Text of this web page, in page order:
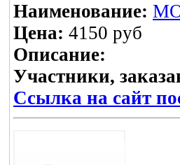
Наименование:
Цена: 4150 руб
Описание:
Участники,
Ссылка на сайт